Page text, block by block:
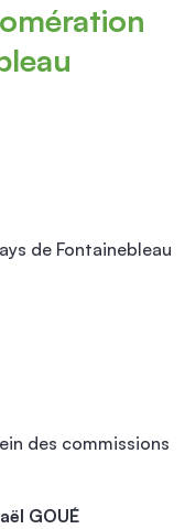
de Fontainebleau
des commissions
GOUÉ